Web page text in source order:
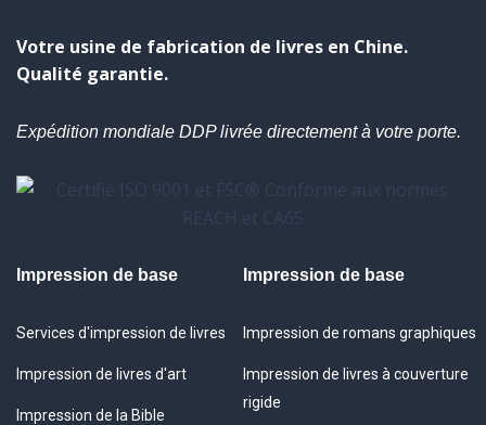
Votre usine de fabrication de livres en Chine.
Qualité garantie.
Expédition mondiale DDP livrée directement à votre porte.
Impression de base
Services d'impression de livres
Impression de livres d'art
Impression de la Bible
Impression de base
Impression de romans graphiques
Impression de livres à couverture
rigide